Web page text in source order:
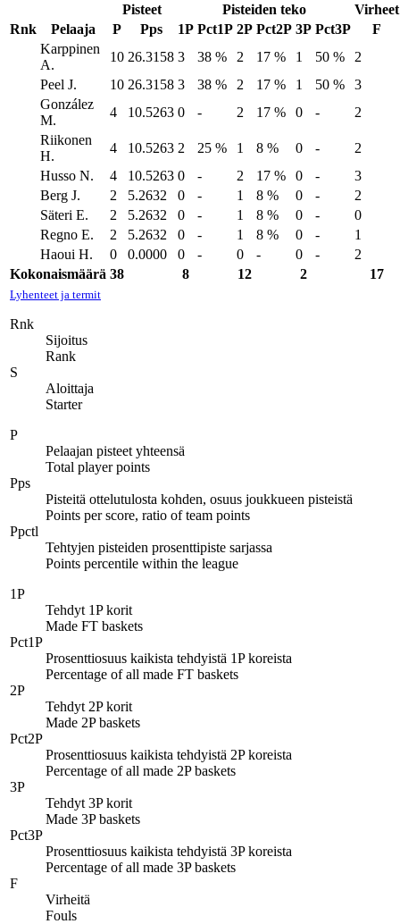
Pisteet Pisteiden teko
Virheet
Rnk
Pelaaja P Pps 1P Pct1P 2P Pct2P 3P Pct3P
F
Karppinen
A.
10 26.3158 3 38 % 2 17 % 1 50 %
2
Peel J.
10 26.3158 3 38 % 2 17 % 1 50 %
3
González
M.
4 10.5263 0 - 2 17 % 0 -
2
Riikonen
H.
4 10.5263 2 25 % 1 8 % 0 -
2
Husso N.
4 10.5263 0 - 2 17 % 0 -
3
Berg J.
2 5.2632 0 - 1 8 % 0 -
2
Säteri E.
2 5.2632 0 - 1 8 % 0 -
0
Regno E.
2 5.2632 0 - 1 8 % 0 -
1
Haoui H.
0 0.0000 0 - 0 - 0 -
2
Kokonaismäärä 38 8 12 2 17
Lyhenteet ja termit
Rnk
Sijoitus
Rank
S
Aloittaja
Starter
P
Pelaajan pisteet yhteensä
Total player points
Pps
Pisteitä ottelutulosta kohden, osuus joukkueen pisteistä
Points per score, ratio of team points
Ppctl
Tehtyjen pisteiden prosenttipiste sarjassa
Points percentile within the league
1P
Tehdyt 1P korit
Made FT baskets
Pct1P
Prosenttiosuus kaikista tehdyistä 1P koreista
Percentage of all made FT baskets
2P
Tehdyt 2P korit
Made 2P baskets
Pct2P
Prosenttiosuus kaikista tehdyistä 2P koreista
Percentage of all made 2P baskets
3P
Tehdyt 3P korit
Made 3P baskets
Pct3P
Prosenttiosuus kaikista tehdyistä 3P koreista
Percentage of all made 3P baskets
F
Virheitä
Fouls